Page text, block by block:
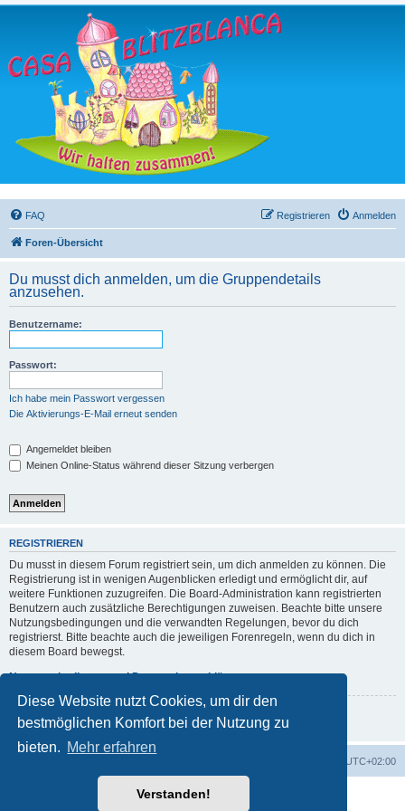
Diese Website nutzt Cookies, um dir den
bestmöglichen Komfort bei der Nutzung zu
bieten. Mehr erfahren
Verstanden!
FAQ Anmelden
Registrieren
Foren-Übersicht
Du musst dich anmelden, um die Gruppendetails
anzusehen.
Benutzername:
Passwort:
Ich habe mein Passwort vergessen
Die Aktivierungs-E-Mail erneut senden
Angemeldet bleiben
Meinen Online-Status während dieser Sitzung verbergen
REGISTRIEREN
Du musst in diesem Forum registriert sein, um dich anmelden zu können. Die
Registrierung ist in wenigen Augenblicken erledigt und ermöglicht dir, auf
weitere Funktionen zuzugreifen. Die Board-Administration kann registrierten
Benutzern auch zusätzliche Berechtigungen zuweisen. Beachte bitte unsere
Nutzungsbedingungen und die verwandten Regelungen, bevor du dich
registrierst. Bitte beachte auch die jeweiligen Forenregeln, wenn du dich in
diesem Board bewegst.
Nutzungsbedingungen|Datenschutzerklärung
Registrieren
UTC+02:00
Powered byphpBB® Forum Software © phpBB Limited